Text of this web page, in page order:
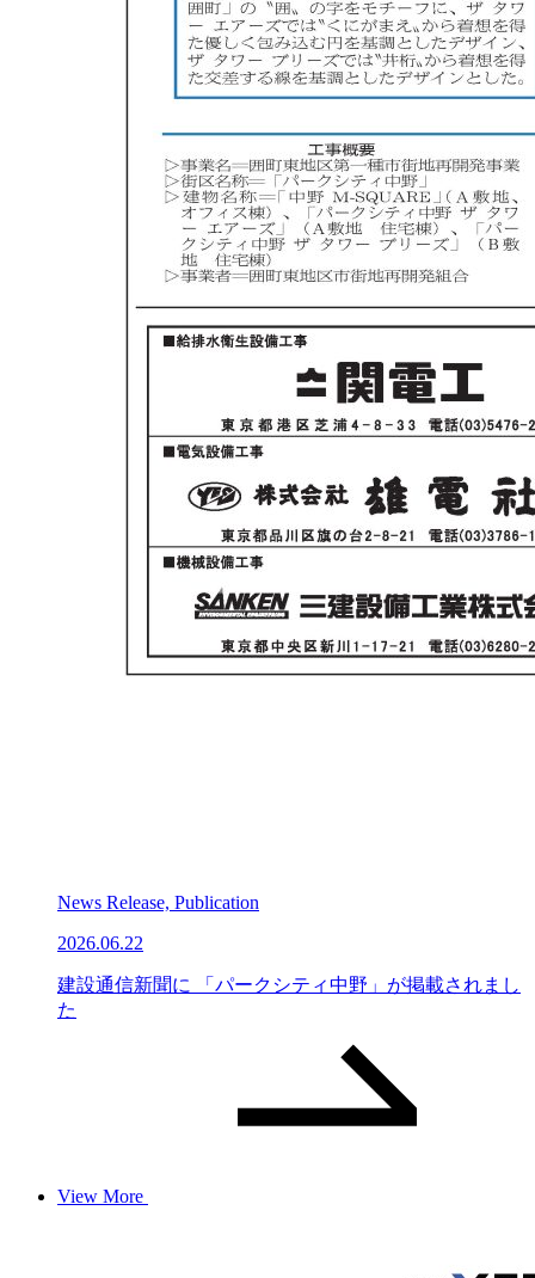
News Release, Publication
2026.06.22
建設通信新聞に 「パークシティ中野」が掲載されまし
た
View More